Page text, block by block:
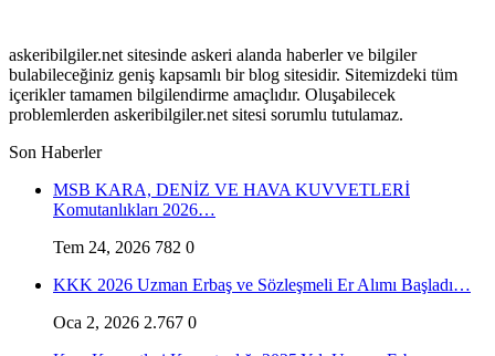
askeribilgiler.net sitesinde askeri alanda haberler ve bilgiler
bulabileceğiniz geniş kapsamlı bir blog sitesidir. Sitemizdeki tüm
içerikler tamamen bilgilendirme amaçlıdır. Oluşabilecek
problemlerden askeribilgiler.net sitesi sorumlu tutulamaz.
Son Haberler
MSB KARA, DENİZ VE HAVA KUVVETLERİ
Komutanlıkları 2026…
Tem 24, 2026 782 0
KKK 2026 Uzman Erbaş ve Sözleşmeli Er Alımı Başladı…
Oca 2, 2026 2.767 0